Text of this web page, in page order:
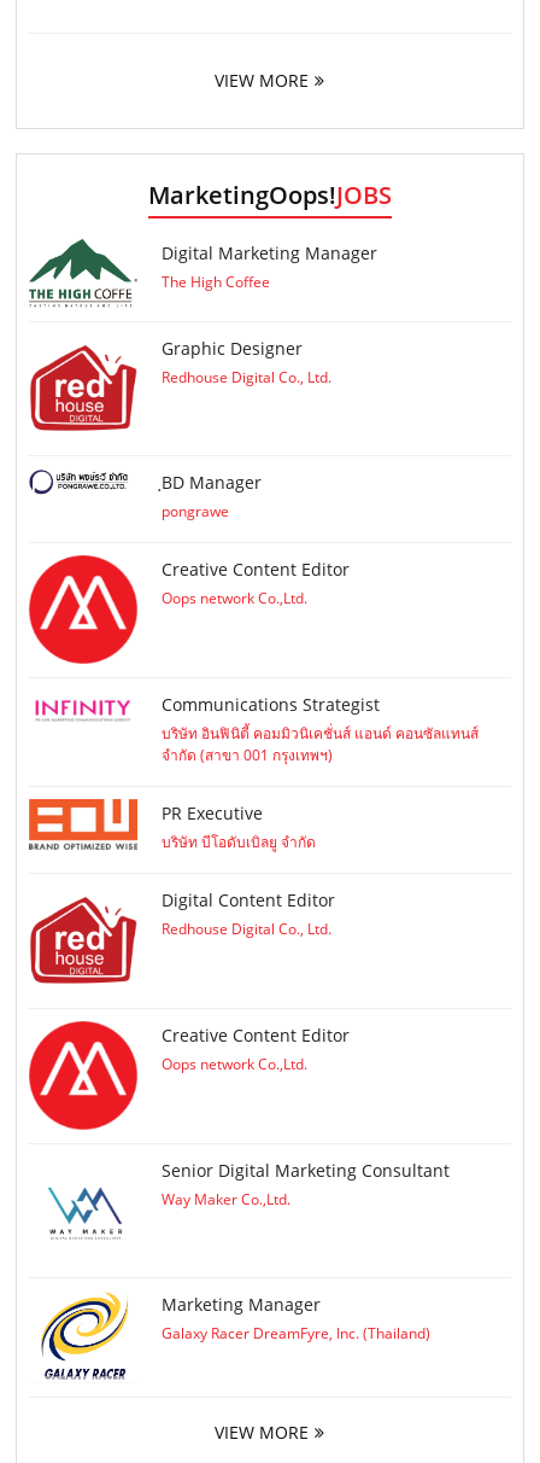
VIEW MORE
MarketingOops!JOBS
Digital Marketing Manager
The High Coffee
Graphic Designer
Redhouse Digital Co., Ltd.
ฺBD Manager
pongrawe
Creative Content Editor
Oops network Co.,Ltd.
Communications Strategist
บริษัท อินฟินิตี้ คอมมิวนิเคชั่นส์ แอนด์ คอนซัลแทนส์
จำกัด (สาขา 001 กรุงเทพฯ)
PR Executive
บริษัท บีโอดับเบิลยู จำกัด
Digital Content Editor
Redhouse Digital Co., Ltd.
Creative Content Editor
Oops network Co.,Ltd.
Senior Digital Marketing Consultant
Way Maker Co.,Ltd.
Marketing Manager
Galaxy Racer DreamFyre, Inc. (Thailand)
VIEW MORE